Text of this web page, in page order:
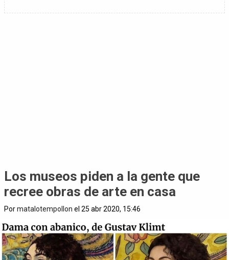
Los museos piden a la gente que
recree obras de arte en casa
Pormatalotempollon el 25 abr 2020, 15:46